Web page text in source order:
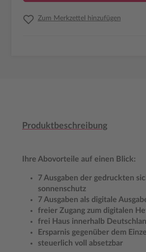
Zum Merkzettel hinzufügen
Produktbeschreibung
Ihre Abovorteile auf einen Blick:
7 Ausgaben der gedruckten
sonnenschutz
7 Ausgaben als digitale
freier Zugang zum digitalen
frei Haus innerhalb
Ersparnis gegenüber dem
steuerlich voll absetzbar